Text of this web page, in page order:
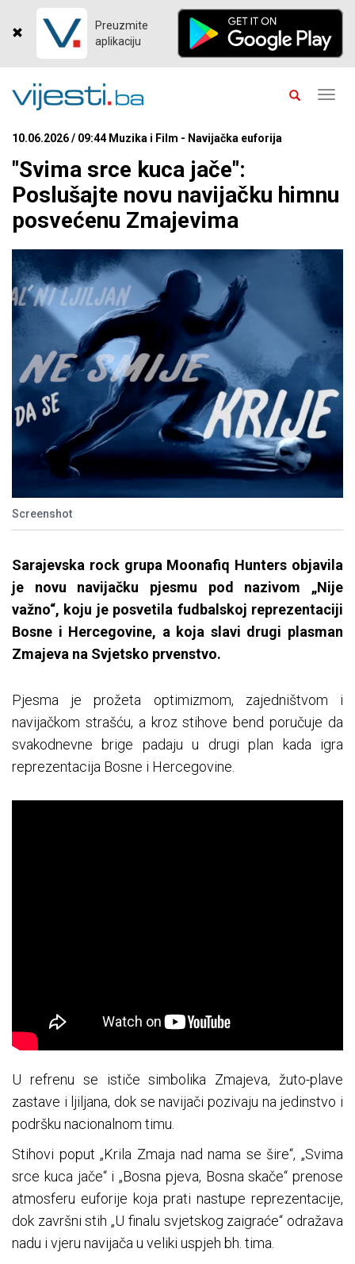
Preuzmite
aplikaciju
10.06.2026 / 09:44 Muzika i Film - Navijačka euforija
"Svima srce kuca jače":
Poslušajte novu navijačku himnu
posvećenu Zmajevima
Screenshot
Sarajevska rock grupa Moonafiq Hunters objavila
je novu navijačku pjesmu pod nazivom „Nije
važno“, koju je posvetila fudbalskoj reprezentaciji
Bosne i Hercegovine, a koja slavi drugi plasman
Zmajeva na Svjetsko prvenstvo.
Pjesma je prožeta optimizmom, zajedništvom i
navijačkom strašću, a kroz stihove bend poručuje da
svakodnevne brige padaju u drugi plan kada igra
reprezentacija Bosne i Hercegovine.
U refrenu se ističe simbolika Zmajeva, žuto-plave
zastave i ljiljana, dok se navijači pozivaju na jedinstvo i
podršku nacionalnom timu.
Stihovi poput „Krila Zmaja nad nama se šire“, „Svima
srce kuca jače“ i „Bosna pjeva, Bosna skače“ prenose
atmosferu euforije koja prati nastupe reprezentacije,
dok završni stih „U finalu svjetskog zaigraće“ odražava
nadu i vjeru navijača u veliki uspjeh bh. tima.